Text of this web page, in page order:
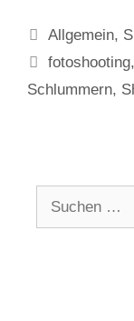
Kategorien
Allgemein,
Schlagwörter
fotoshooting,
Schlummern,